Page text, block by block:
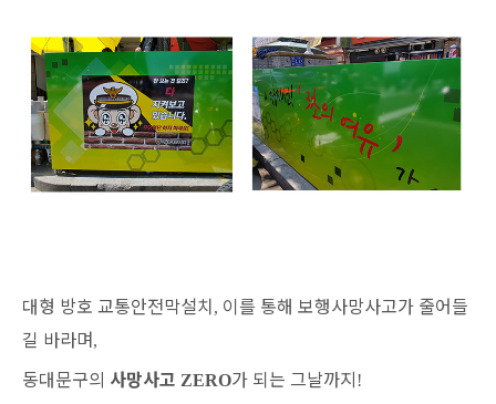
대형 방호 교통안전막설치, 이를 통해 보행사망사고가 줄어들
길 바라며,
동대문구의 사망사고 ZERO가 되는 그날까지!